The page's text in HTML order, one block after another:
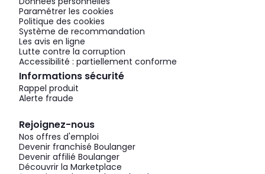
Paramétrer les cookies
Politique des cookies
Système de recommandation
Les avis en ligne
Lutte contre la corruption
Accessibilité : partiellement conforme
Informations sécurité
Rappel produit
Alerte fraude
Rejoignez-nous
Nos offres d'emploi
Devenir franchisé Boulanger
Devenir affilié Boulanger
Découvrir la Marketplace